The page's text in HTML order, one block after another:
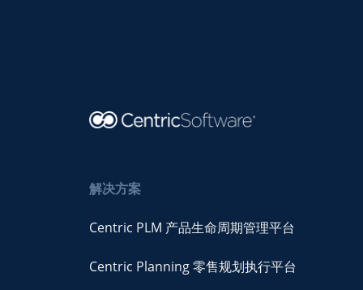
解决方案
Centric PLM 产品生命周期管理平台
Centric Planning 零售规划执行平台